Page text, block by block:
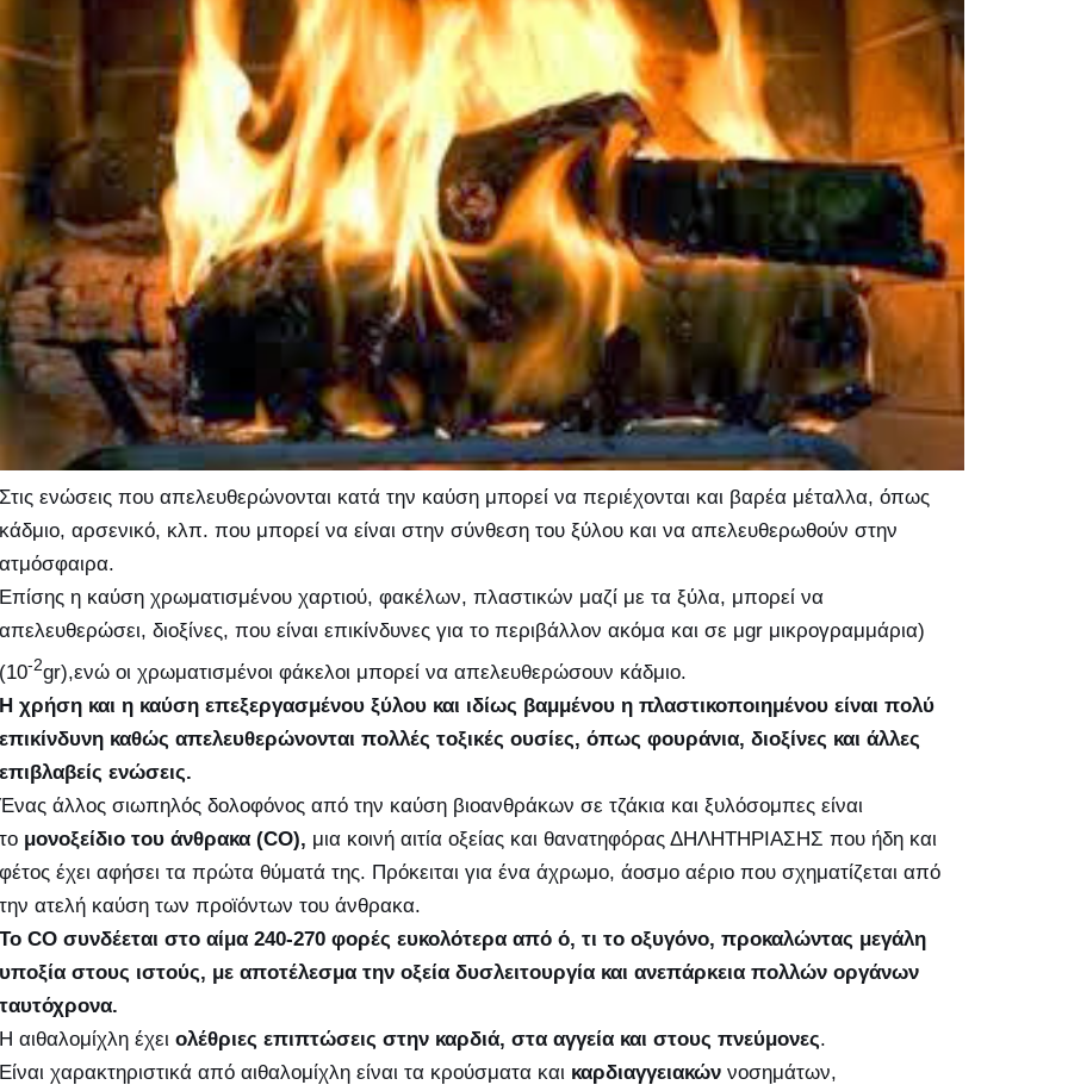
Στις ενώσεις που απελευθερώνονται κατά την καύση μπορεί να περιέχονται και βαρέα μέταλλα, όπως
κάδμιο, αρσενικό, κλπ. που μπορεί να είναι στην σύνθεση του ξύλου και να απελευθερωθούν στην
ατμόσφαιρα.
Επίσης η καύση χρωματισμένου χαρτιού, φακέλων, πλαστικών μαζί με τα ξύλα, μπορεί να
απελευθερώσει, διοξίνες, που είναι επικίνδυνες για το περιβάλλον ακόμα και σε μgr μικρογραμμάρια)
(10-2gr),ενώ οι χρωματισμένοι φάκελοι μπορεί να απελευθερώσουν κάδμιο.
Η χρήση και η καύση επεξεργασμένου ξύλου και ιδίως βαμμένου η πλαστικοποιημένου είναι πολύ
επικίνδυνη καθώς απελευθερώνονται πολλές τοξικές ουσίες, όπως φουράνια, διοξίνες και άλλες
επιβλαβείς ενώσεις.
Ένας άλλος σιωπηλός δολοφόνος από την καύση βιοανθράκων σε τζάκια και ξυλόσομπες είναι
το μονοξείδιο του άνθρακα (CO), μια κοινή αιτία οξείας και θανατηφόρας ΔΗΛΗΤΗΡΙΑΣΗΣ που ήδη και
φέτος έχει αφήσει τα πρώτα θύματά της. Πρόκειται για ένα άχρωμο, άοσμο αέριο που σχηματίζεται από
την ατελή καύση των προϊόντων του άνθρακα.
Το CO συνδέεται στο αίμα 240-270 φορές ευκολότερα από ό, τι το οξυγόνο, προκαλώντας μεγάλη
υποξία στους ιστούς, με αποτέλεσμα την οξεία δυσλειτουργία και ανεπάρκεια πολλών οργάνων
ταυτόχρονα.
Η αιθαλομίχλη έχει ολέθριες επιπτώσεις στην καρδιά, στα αγγεία και στους πνεύμονες.
Είναι χαρακτηριστικά από αιθαλομίχλη είναι τα κρούσματα και καρδιαγγειακών νοσημάτων,